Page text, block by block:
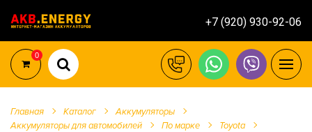
+7 (920) 930-92-06
0
Главная Каталог
Аккумуляторы
Аккумуляторы для автомобилей
По марке
Toyota